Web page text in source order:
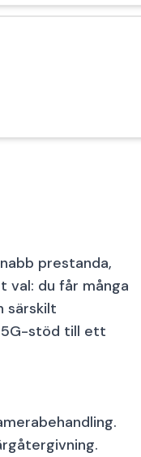
prestanda,
val: du får många
särskilt
5G-stöd till ett